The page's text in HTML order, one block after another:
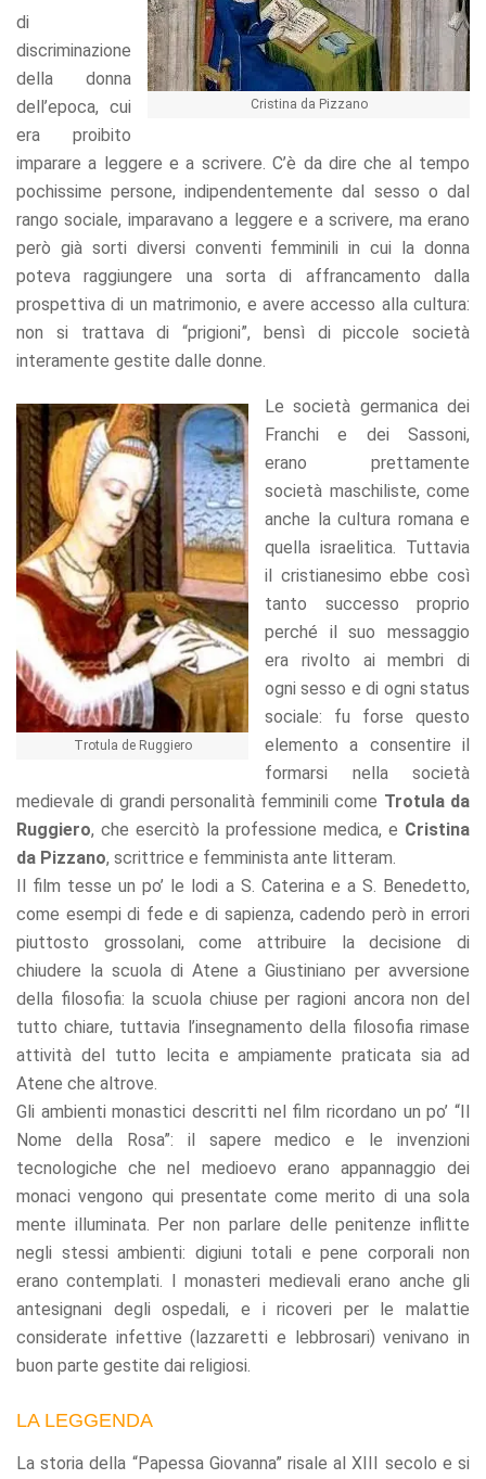
Cristina da Pizzano
di
discriminazione
della donna
dell’epoca, cui
era proibito
imparare a leggere e a scrivere. C’è da dire che al tempo
pochissime persone, indipendentemente dal sesso o dal
rango sociale, imparavano a leggere e a scrivere, ma erano
però già sorti diversi conventi femminili in cui la donna
poteva raggiungere una sorta di affrancamento dalla
prospettiva di un matrimonio, e avere accesso alla cultura:
non si trattava di “prigioni”, bensì di piccole società
interamente gestite dalle donne.
Trotula de Ruggiero
Le società germanica dei
Franchi e dei Sassoni,
erano prettamente
società maschiliste, come
anche la cultura romana e
quella israelitica. Tuttavia
il cristianesimo ebbe così
tanto successo proprio
perché il suo messaggio
era rivolto ai membri di
ogni sesso e di ogni status
sociale: fu forse questo
elemento a consentire il
formarsi nella società
medievale di grandi personalità femminili come Trotula da
Ruggiero, che esercitò la professione medica, e Cristina
da Pizzano, scrittrice e femminista ante litteram.
Il film tesse un po’ le lodi a S. Caterina e a S. Benedetto,
come esempi di fede e di sapienza, cadendo però in errori
piuttosto grossolani, come attribuire la decisione di
chiudere la scuola di Atene a Giustiniano per avversione
della filosofia: la scuola chiuse per ragioni ancora non del
tutto chiare, tuttavia l’insegnamento della filosofia rimase
attività del tutto lecita e ampiamente praticata sia ad
Atene che altrove.
Gli ambienti monastici descritti nel film ricordano un po’ “Il
Nome della Rosa”: il sapere medico e le invenzioni
tecnologiche che nel medioevo erano appannaggio dei
monaci vengono qui presentate come merito di una sola
mente illuminata. Per non parlare delle penitenze inflitte
negli stessi ambienti: digiuni totali e pene corporali non
erano contemplati. I monasteri medievali erano anche gli
antesignani degli ospedali, e i ricoveri per le malattie
considerate infettive (lazzaretti e lebbrosari) venivano in
buon parte gestite dai religiosi.
LA LEGGENDA
La storia della “Papessa Giovanna” risale al XIII secolo e si